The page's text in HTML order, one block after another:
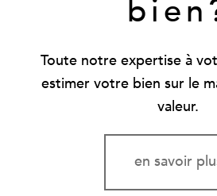
Toute notre expertise à
estimer votre bien sur le
valeur.
en savoir